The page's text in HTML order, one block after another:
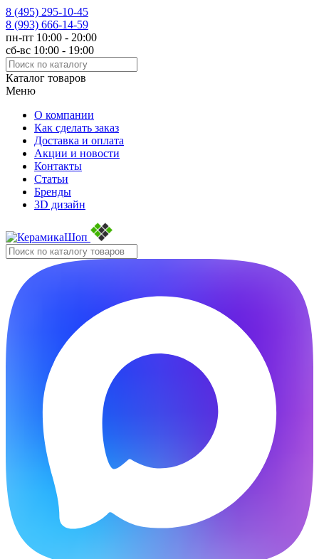
8 (495) 295-10-45
8 (993) 666-14-59
пн-пт 10:00 - 20:00
сб-вс 10:00 - 19:00
Каталог товаров
Меню
О компании
Как сделать заказ
Доставка и оплата
Акции и новости
Контакты
Статьи
Бренды
3D дизайн